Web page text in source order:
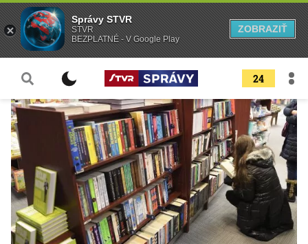
24
Správy STVR
STVR
BEZPLATNÉ - V Google Play
ZOBRAZIŤ